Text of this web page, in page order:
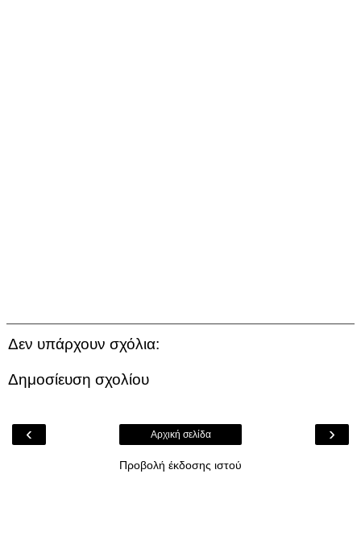
Δεν υπάρχουν σχόλια:
Δημοσίευση σχολίου
‹ ›
Αρχική σελίδα
Προβολή έκδοσης ιστού